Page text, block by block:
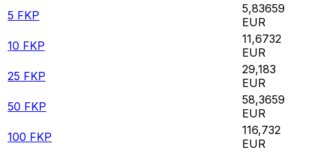
5 FKP
5,83659
EUR
10 FKP
11,6732
EUR
25 FKP
29,183
EUR
50 FKP
58,3659
EUR
100 FKP
116,732
EUR